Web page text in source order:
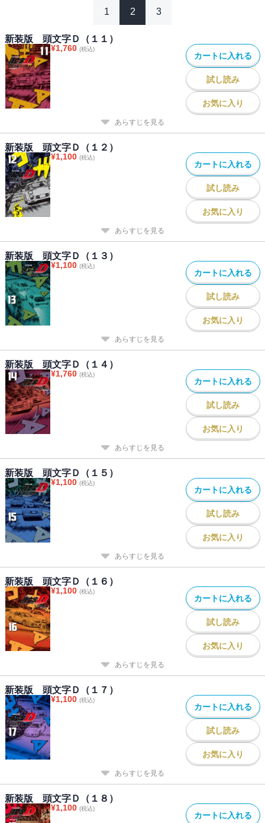
1 2 3
新装版 頭文字Ｄ（１１）
¥1,760 (税込)
カートに入れる
試し読み
お気に入り
あらすじを見る
新装版 頭文字Ｄ（１２）
¥1,100 (税込)
カートに入れる
試し読み
お気に入り
あらすじを見る
新装版 頭文字Ｄ（１３）
¥1,100 (税込)
カートに入れる
試し読み
お気に入り
あらすじを見る
新装版 頭文字Ｄ（１４）
¥1,760 (税込)
カートに入れる
試し読み
お気に入り
あらすじを見る
新装版 頭文字Ｄ（１５）
¥1,100 (税込)
カートに入れる
試し読み
お気に入り
あらすじを見る
新装版 頭文字Ｄ（１６）
¥1,100 (税込)
カートに入れる
試し読み
お気に入り
あらすじを見る
新装版 頭文字Ｄ（１７）
¥1,100 (税込)
カートに入れる
試し読み
お気に入り
あらすじを見る
新装版 頭文字Ｄ（１８）
¥1,100 (税込)
カートに入れる